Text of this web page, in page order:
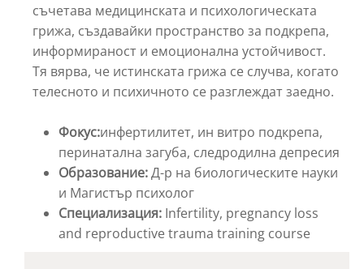
съчетава медицинската и психологическата
грижа, създавайки пространство за подкрепа,
информираност и емоционална устойчивост.
Тя вярва, че истинската грижа се случва, когато
телесното и психичното се разглеждат заедно.
Фокус:инфертилитет, ин витро подкрепа,
перинатална загуба, следродилна депресия
Образование:Д-р на биологическите науки
и Магистър психолог
Специализация: Infertility, pregnancy loss
and reproductive trauma training course